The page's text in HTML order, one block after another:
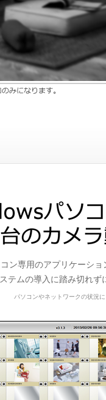
ン専用のアプリケーシ
テムの導入に踏み切れ
パソコンやネットワークの状況